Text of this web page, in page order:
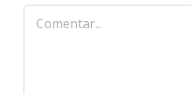
Comentar